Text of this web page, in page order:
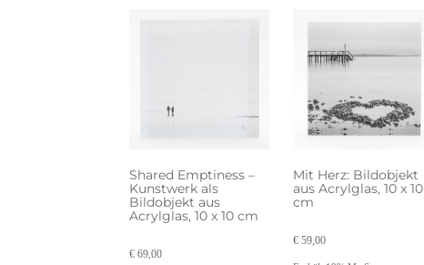
absteigend
Shared Emptiness –
Kunstwerk als
Bildobjekt aus
Acrylglas, 10 x 10 cm
€ 69,00
Mit Herz: Bildobjekt
aus Acrylglas, 10 x 10
cm
€ 59,00